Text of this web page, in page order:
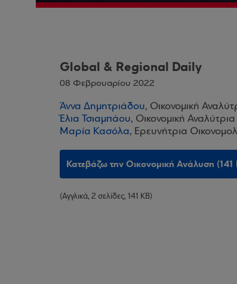
Global & Regional Daily
08 Φεβρουαρίου 2022
Άννα Δημητριάδου, Οικονομική
Έλια Τσιαμπάου, Οικονομική
Μαρία Κασόλα, Ερευνήτρια
Κατεβάζω την Οικονομική Ανάλυση (141
(Αγγλικά, 2 σελίδες, 141 KB)